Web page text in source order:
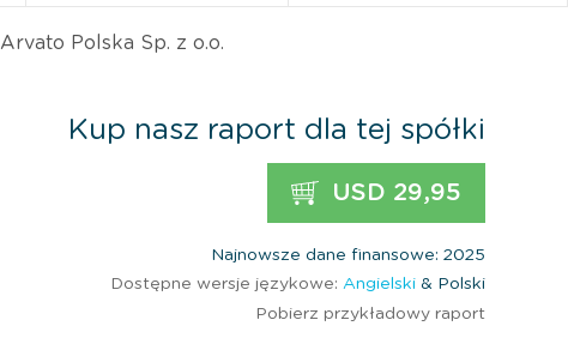
Arvato Polska Sp. z o.o.
Kup nasz raport dla tej spółki
USD 29,95
Najnowsze dane finansowe: 2025
Dostępne wersje językowe: Angielski & Polski
Pobierz przykładowy raport